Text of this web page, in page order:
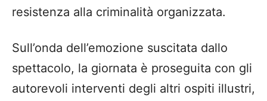
resistenza alla criminalità organizzata.
Sull’onda dell’emozione suscitata dallo
spettacolo, la giornata è proseguita con gli
autorevoli interventi degli altri ospiti illustri,